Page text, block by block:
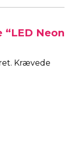
Neon
Krævede